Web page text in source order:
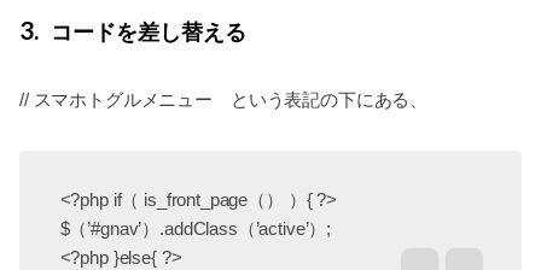
3 コードを差し替える
// スマホトグルメニュー という表記の下にある、
<?php if（ is_front_page（） ）{ ?>
$（’#gnav’）.addClass（’active’）;
<?php }else{ ?>